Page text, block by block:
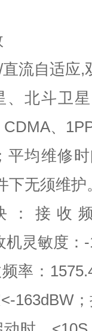
直流自适应,
、北斗卫
CDMA、
平均维修
下无须维护
：接收
机灵敏度：
率：
-163dBW